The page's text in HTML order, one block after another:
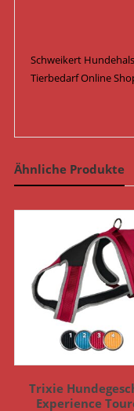
Schweikert
Tierbedarf Online
Ähnliche Produkte
Trixie
Experience